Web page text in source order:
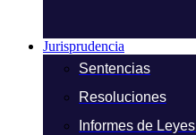
Jurisprudencia
Sentencias
Resoluciones
Informes de